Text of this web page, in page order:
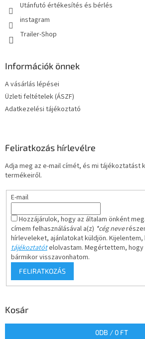
Utánfutó értékesítés és bérlés
instagram
Trailer-Shop
Információk önnek
A vásárlás lépései
Üzleti feltételek (ÁSZF)
Adatkezelési tájékoztató
Feliratkozás hírlevélre
Adja meg az e-mail címét, és mi tájékoztatást
termékeiről.
E-mail
Hozzájárulok, hogy az általam önként
címem felhasználásával a(z) *cég neve
hírleveleket, ajánlatokat küldjön.
tájékoztatótelolvastam. Megértettem, hogy
bármikor visszavonhatom.
FELIRATKOZÁS
Kosár
0DB / 0 FT